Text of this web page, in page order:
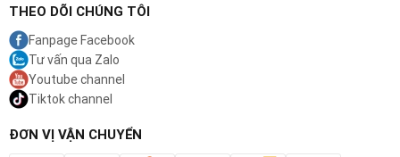
Công Nghệ Lược Vi Mô (MicroComb):
Các rãnh siêu nhỏ xung quanh lưỡi cắt
giữa giúp dẫn hướng và bắt được nhiều sợi
râu hơn, kể cả những sợi râu mọc ngang
quả hơn.
THEO DÕI CHÚNG TÔI
Fanpage Facebook
Tư vấn qua Zalo
Youtube channel
Tiktok channel
ĐƠN VỊ VẬN CHUYỂN